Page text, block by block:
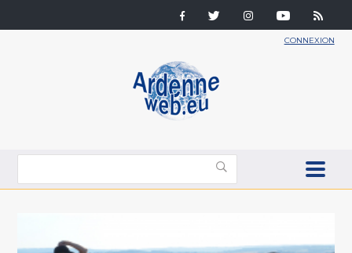
CONNEXION